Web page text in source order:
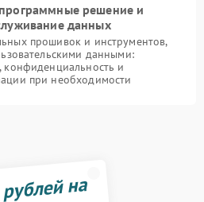
решение и
данных
прошивок и инструментов,
данными:
конфиденциальность и
при необходимости
на